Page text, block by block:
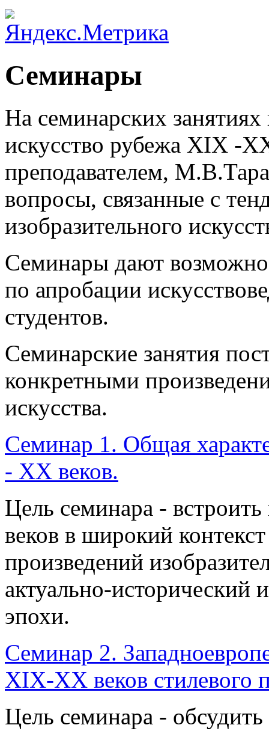
Семинары
На семинарских
искусство рубежа XIX -
преподавателем,
вопросы, связанные с
изобразительного
Семинары дают
по апробации
студентов.
Семинарские занятия
конкретными
искусства.
Семинар 1. Общая
- ХХ веков.
Цель семинара -
веков в широкий
произведений
актуально-исторический
эпохи.
Семинар 2.
XIX-XX веков стилевого
Цель семинара -